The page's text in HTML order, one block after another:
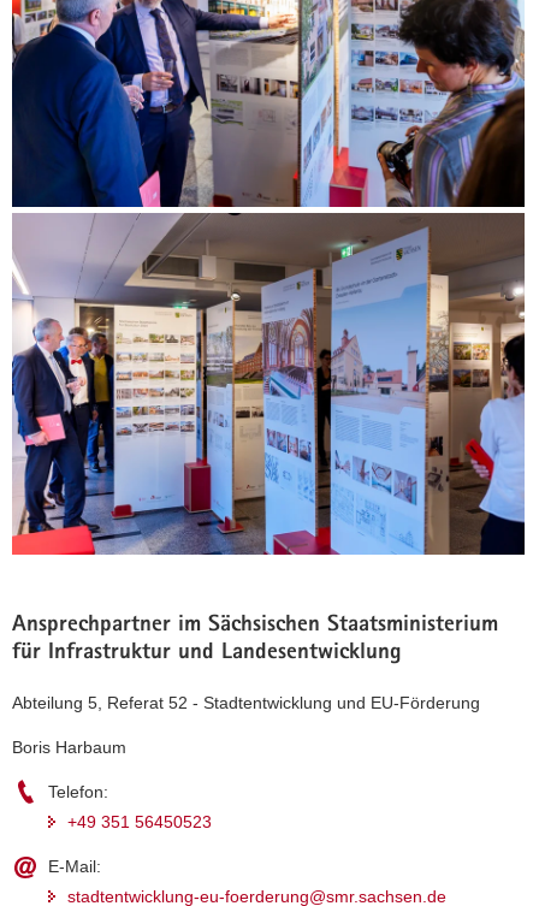
(© André Wirsig)
Ansprechpartner im Sächsischen Staatsministerium
für Infrastruktur und Landesentwicklung
Abteilung 5, Referat 52 - Stadtentwicklung und EU-Förderung
Boris Harbaum
Telefon:
+49 351 56450523
E-Mail:
stadtentwicklung-eu-foerderung@smr.sachsen.de